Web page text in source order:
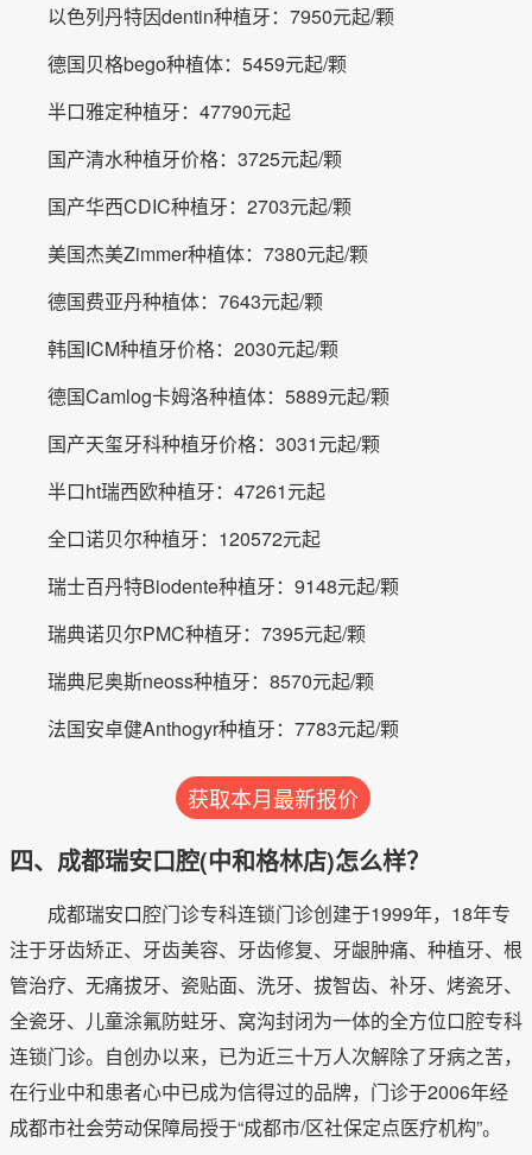
以色列丹特因dentin种植牙：7950元起/颗
德国贝格bego种植体：5459元起/颗
半口雅定种植牙：47790元起
国产清水种植牙价格：3725元起/颗
国产华西CDIC种植牙：2703元起/颗
美国杰美Zimmer种植体：7380元起/颗
德国费亚丹种植体：7643元起/颗
韩国ICM种植牙价格：2030元起/颗
德国Camlog卡姆洛种植体：5889元起/颗
国产天玺牙科种植牙价格：3031元起/颗
半口ht瑞西欧种植牙：47261元起
全口诺贝尔种植牙：120572元起
瑞士百丹特Biodente种植牙：9148元起/颗
瑞典诺贝尔PMC种植牙：7395元起/颗
瑞典尼奥斯neoss种植牙：8570元起/颗
法国安卓健Anthogyr种植牙：7783元起/颗
获取本月最新报价
四、成都瑞安口腔(中和格林店)怎么样？
成都瑞安口腔门诊专科连锁门诊创建于1999年，18年专
注于牙齿矫正、牙齿美容、牙齿修复、牙龈肿痛、种植牙、根
管治疗、无痛拔牙、瓷贴面、洗牙、拔智齿、补牙、烤瓷牙、
全瓷牙、儿童涂氟防蛀牙、窝沟封闭为一体的全方位口腔专科
连锁门诊。自创办以来，已为近三十万人次解除了牙病之苦，
在行业中和患者心中已成为信得过的品牌，门诊于2006年经
成都市社会劳动保障局授于“成都市/区社保定点医疗机构”。